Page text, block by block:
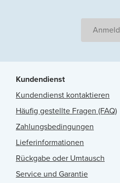
Kundendienst
Kundendienst kontaktieren
Häufig gestellte Fragen (FAQ)
Zahlungsbedingungen
Lieferinformationen
Rückgabe oder Umtausch
Service und Garantie